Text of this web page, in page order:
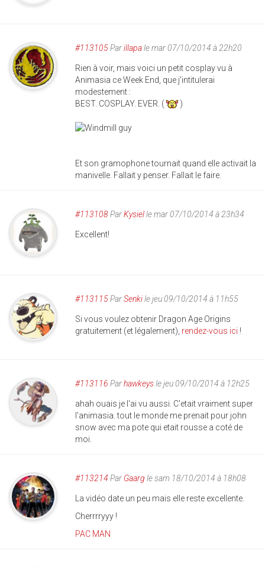
#113105Parillapale mar 07/10/2014 à 22h20
Rien à voir, mais voici un petit cosplay vu à
Animasia ce Week End, que j'intitulerai
modestement :
BEST. COSPLAY. EVER. (
)
Et son gramophone tournait quand elle activait la
manivelle. Fallait y penser. Fallait le faire.
#113108ParKysielle mar 07/10/2014 à 23h34
Excellent!
#113115ParSenkile jeu 09/10/2014 à 11h55
Si vous voulez obtenir Dragon Age Origins
gratuitement (et légalement), rendez-vous ici !
#113116 Parhawkeysle jeu 09/10/2014 à 12h25
ahah ouais je l'ai vu aussi. C'etait vraiment super
l'animasia. tout le monde me prenait pour john
snow avec ma pote qui etait rousse a coté de
moi.
#113214 Par Gaarg le sam 18/10/2014 à 18h08
La vidéo date un peu mais elle reste excellente.
Cherrrryyy !
PAC MAN